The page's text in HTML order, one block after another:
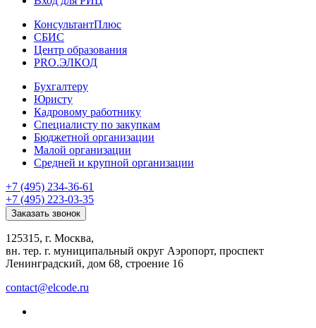
КонсультантПлюс
СБИС
Центр образования
PRO.ЭЛКОД
Бухгалтеру
Юристу
Кадровому работнику
Специалисту по закупкам
Бюджетной организации
Малой организации
Средней и крупной организации
+7 (495) 234-36-61
+7 (495) 223-03-35
Заказать звонок
125315, г. Москва,
вн. тер. г. муниципальный округ Аэропорт, проспект
Ленинградский, дом 68, строение 16
contact@elcode.ru